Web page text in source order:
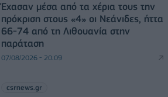
Έχασαν μέσα από τα χέρια τους την
πρόκριση στους «4» οι Νεάνιδες, ήττα
66-74 από τη Λιθουανία στην
παράταση
07/08/2026 - 20:09
csrnews.gr